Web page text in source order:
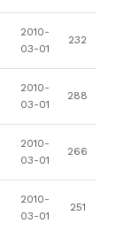
2010-
03-01
232
2010-
03-01
288
2010-
03-01
266
2010-
03-01
251